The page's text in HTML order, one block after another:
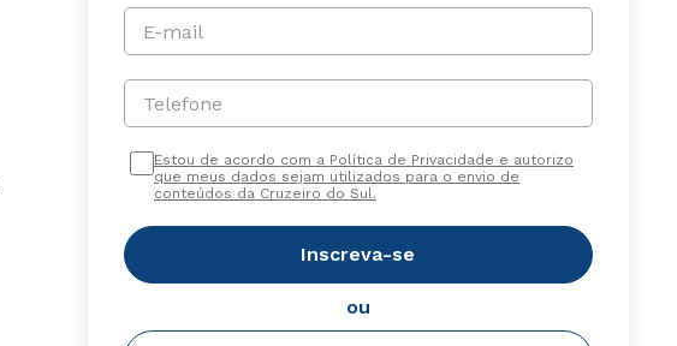
E-mail
Telefone
Estou de acordo com a Política de Privacidade e autorizo
que meus dados sejam utilizados para o envio de
conteúdos da Cruzeiro do Sul.
Inscreva-se
ou